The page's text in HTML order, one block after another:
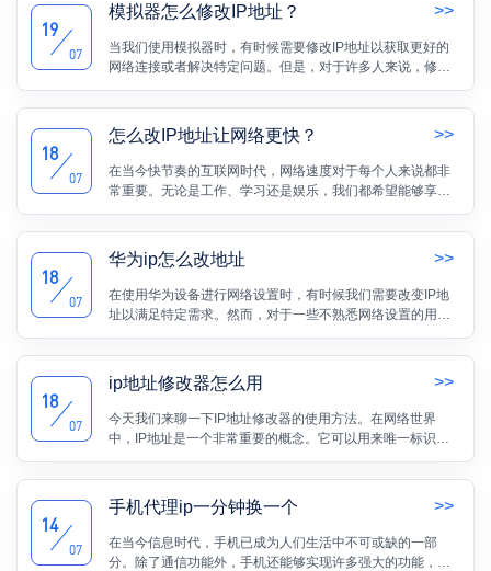
19
07
模拟器怎么修改IP地址？ >>
当我们使用模拟器时，有时候需要修改IP地址以获取更好的
网络连接或者解决特定问题。但是，对于许多人来说，修改
IP地址可能是一个复杂而困惑的过程。因此，我将在本文中
为您详细介绍如何通过模拟器来修改IP地址。
18
07
怎么改IP地址让网络更快？ >>
在当今快节奏的互联网时代，网络速度对于每个人来说都非
常重要。无论是工作、学习还是娱乐，我们都希望能够享受
到更快的网络连接。而其中一个影响网络速度的关键因素就
是IP地址。那么，如何改变IP地址以获得更快的网络连接
呢？本文将为大家详细介绍。
18
07
华为ip怎么改地址 >>
在使用华为设备进行网络设置时，有时候我们需要改变IP地
址以满足特定需求。然而，对于一些不熟悉网络设置的用户
来说，IP地址修改可能会显得有些棘手。不用担心！本文将
为您提供一个简明易懂的教程，告诉您如何在华为设备上改
变IP地址。
18
07
ip地址修改器怎么用 >>
今天我们来聊一下IP地址修改器的使用方法。在网络世界
中，IP地址是一个非常重要的概念。它可以用来唯一标识一
个设备在互联网上的位置。有时候，我们可能希望修改自己
的IP地址，以便实现某些特殊的目的。
14
07
手机代理ip一分钟换一个 >>
在当今信息时代，手机已成为人们生活中不可或缺的一部
分。除了通信功能外，手机还能够实现许多强大的功能，其